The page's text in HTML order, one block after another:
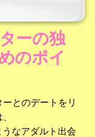
ーの独
のポイ
とのデートをリ
なアダルト出会